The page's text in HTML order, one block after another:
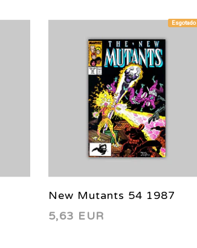
Esgotado
New Mutants 54 1987
5,63 EUR